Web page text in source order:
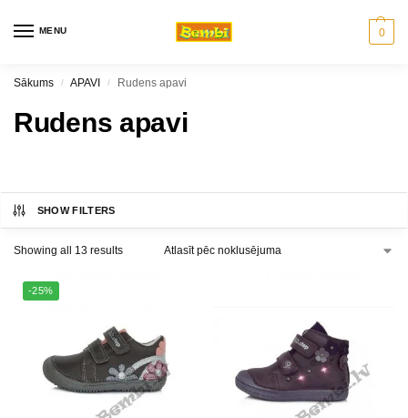
MENU 0
Sākums / APAVI / Rudens apavi
Rudens apavi
SHOW FILTERS
Showing all 13 results
-25%